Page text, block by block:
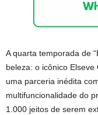
A quarta temporada de
beleza: o icônico Elseve
uma parceria inédita
multifuncionalidade do
1.000 jeitos de serem